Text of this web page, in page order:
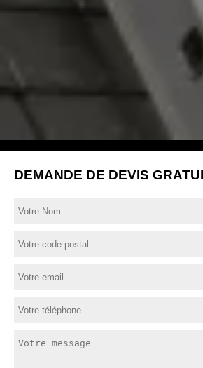
DEMANDE DE DEVIS